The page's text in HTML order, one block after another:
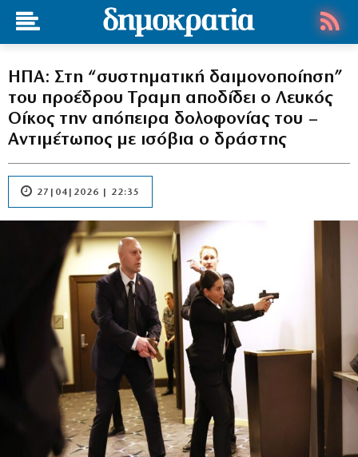
ΗΠΑ: Στη “συστηματική δαιμονοποίηση”
του προέδρου Τραμπ αποδίδει ο Λευκός
Οίκος την απόπειρα δολοφονίας του –
Αντιμέτωπος με ισόβια ο δράστης
27|04|2026 | 22:35